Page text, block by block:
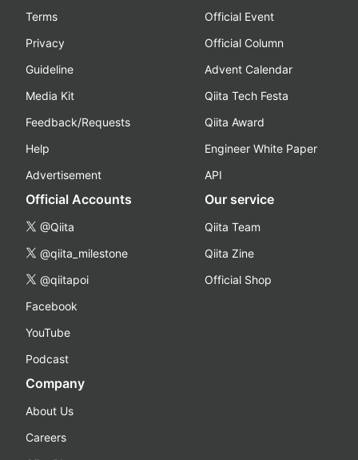
Terms
Privacy
Guideline
Media Kit
Feedback/Requests
Help
Advertisement
Official Event
Official Column
Advent Calendar
Qiita Tech Festa
Qiita Award
Engineer White Paper
API
Official Accounts
@Qiita
@qiita_milestone
@qiitapoi
Facebook
YouTube
Podcast
Our service
Qiita Team
Qiita Zine
Official Shop
Company
About Us
Careers